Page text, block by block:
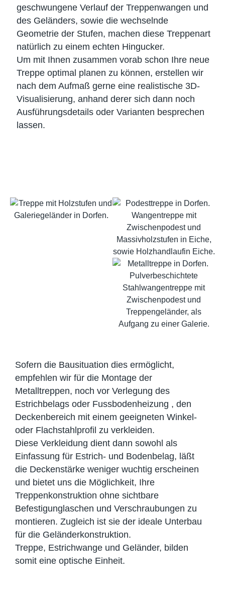
geschwungene Verlauf der Treppenwangen und
des Geländers, sowie die wechselnde
Geometrie der Stufen, machen diese Treppenart
natürlich zu einem echten Hingucker.
Um mit Ihnen zusammen vorab schon Ihre neue
Treppe optimal planen zu können, erstellen wir
nach dem Aufmaß gerne eine realistische 3D-
Visualisierung, anhand derer sich dann noch
Ausführungsdetails oder Varianten besprechen
lassen.
Sofern die Bausituation dies ermöglicht,
empfehlen wir für die Montage der
Metalltreppen, noch vor Verlegung des
Estrichbelags oder Fussbodenheizung , den
Deckenbereich mit einem geeigneten Winkel-
oder Flachstahlprofil zu verkleiden.
Diese Verkleidung dient dann sowohl als
Einfassung für Estrich- und Bodenbelag, läßt
die Deckenstärke weniger wuchtig erscheinen
und bietet uns die Möglichkeit, Ihre
Treppenkonstruktion ohne sichtbare
Befestigunglaschen und Verschraubungen zu
montieren. Zugleich ist sie der ideale Unterbau
für die Geländerkonstruktion.
Treppe, Estrichwange und Geländer, bilden
somit eine optische Einheit.